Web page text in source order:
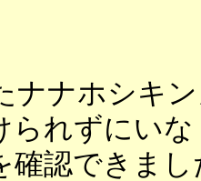
ナナホシキ
られずにい
確認できまし